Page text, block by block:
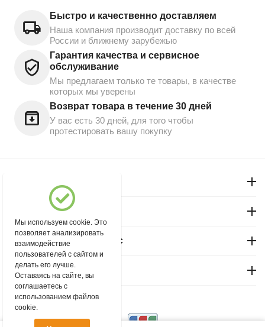
Быстро и качественно доставляем
Наша компания производит доставку по всей
России и ближнему зарубежью
Гарантия качества и сервисное
обслуживание
Мы предлагаем только те товары, в качестве
которых мы уверены
Возврат товара в течение 30 дней
У вас есть 30 дней, для того чтобы
протестировать вашу покупку
Магазин "Северный"
Покупательский сервис
Контакты
© 2004 - 2026 msever.ru.
Мы используем cookie. Это
позволяет анализировать
взаимодействие
пользователей с сайтом и
делать его лучше.
Оставаясь на сайте, вы
соглашаетесь с
использованием файлов
cookie.